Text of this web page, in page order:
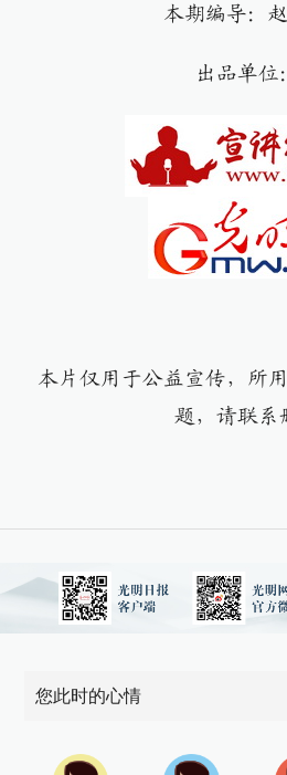
本期编导：
出品单位
本片仅用于公益宣传，所
题，请联系
您此时的心情